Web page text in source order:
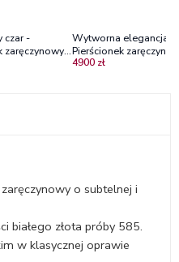
czar -
zaręczynowy z
z szafirem i
Wytworna elegancja -
Pierścionek
białego złota z
4900 zł
o subtelnej i
białego złota próby 585.
w klasycznej oprawie